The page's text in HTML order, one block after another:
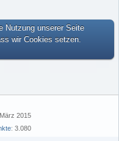
Nutzung unserer Seite
wir Cookies setzen.
2015
3.080